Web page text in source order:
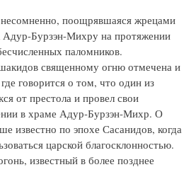
несомненно, поощрявшаяся жрецами
Адур-Бурзэн-Михру на протяжении
паломников.
священному огню отмечена и
говорится о том, что один из
от престола и провел свои
в храме Адур-Бурзэн-Михр. О
известно по эпохе Сасанидов, когда
царской благосклонностью.
известный в более позднее